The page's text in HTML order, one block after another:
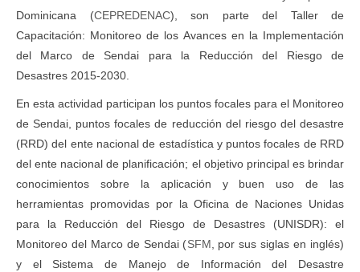
Dominicana (CEPREDENAC), son parte del Taller de
Capacitación: Monitoreo de los Avances en la Implementación
del Marco de Sendai para la Reducción del Riesgo de
Desastres 2015-2030.
En esta actividad participan los puntos focales para el Monitoreo
de Sendai, puntos focales de reducción del riesgo del desastre
(RRD) del ente nacional de estadística y puntos focales de RRD
del ente nacional de planificación; el objetivo principal es brindar
conocimientos sobre la aplicación y buen uso de las
herramientas promovidas por la Oficina de Naciones Unidas
para la Reducción del Riesgo de Desastres (UNISDR): el
Monitoreo del Marco de Sendai (SFM, por sus siglas en inglés)
y el Sistema de Manejo de Información del Desastre